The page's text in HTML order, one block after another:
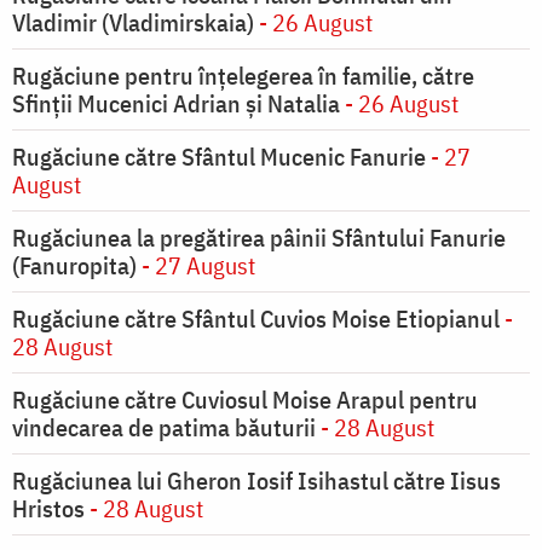
Vladimir (Vladimirskaia) - 26 August
Rugăciune pentru înţelegerea în familie, către
Sfinţii Mucenici Adrian şi Natalia- 26 August
Rugăciune către Sfântul Mucenic Fanurie- 27
August
Rugăciunea la pregătirea pâinii Sfântului Fanurie
(Fanuropita) - 27 August
Rugăciune către Sfântul Cuvios Moise Etiopianul-
28 August
Rugăciune către Cuviosul Moise Arapul pentru
vindecarea de patima băuturii - 28 August
Rugăciunea lui Gheron Iosif Isihastul către Iisus
Hristos - 28 August